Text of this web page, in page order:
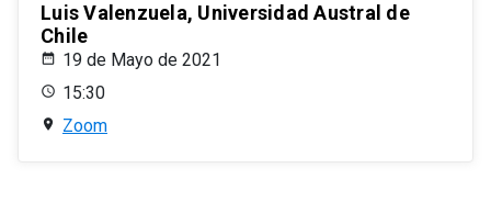
Luis Valenzuela, Universidad Austral de
Chile
19 de Mayo de 2021
15:30
Zoom